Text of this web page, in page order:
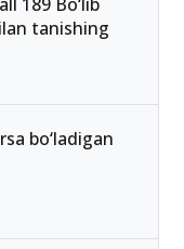
189 Bo‘lib
tanishing
bo‘ladigan